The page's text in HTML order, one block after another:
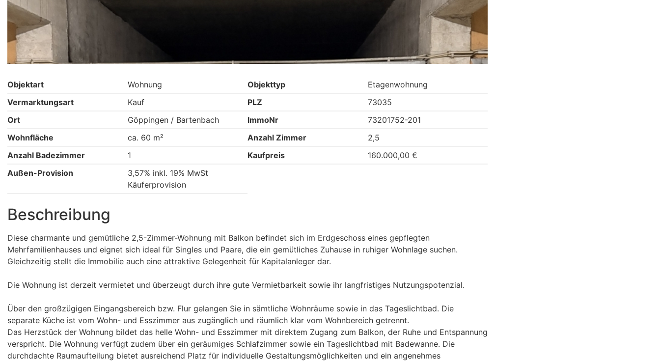
Objektart Wohnung Objekttyp
Etagenwohnung
Vermarktungsart
Kauf PLZ
73035
Ort
Göppingen / Bartenbach ImmoNr
73201752-201
Wohnfläche
ca. 60 m² Anzahl Zimmer
2,5
Anzahl Badezimmer
1 Kaufpreis
160.000,00 €
Außen-Provision
3,57% inkl. 19% MwSt
Käuferprovision
Beschreibung
Diese charmante und gemütliche 2,5-Zimmer-Wohnung mit Balkon befindet sich im Erdgeschoss eines gepflegten
Mehrfamilienhauses und eignet sich ideal für Singles und Paare, die ein gemütliches Zuhause in ruhiger Wohnlage suchen.
Gleichzeitig stellt die Immobilie auch eine attraktive Gelegenheit für Kapitalanleger dar.
Die Wohnung ist derzeit vermietet und überzeugt durch ihre gute Vermietbarkeit sowie ihr langfristiges Nutzungspotenzial.
Über den großzügigen Eingangsbereich bzw. Flur gelangen Sie in sämtliche Wohnräume sowie in das Tageslichtbad. Die
separate Küche ist vom Wohn- und Esszimmer aus zugänglich und räumlich klar vom Wohnbereich getrennt.
Das Herzstück der Wohnung bildet das helle Wohn- und Esszimmer mit direktem Zugang zum Balkon, der Ruhe und Entspannung
verspricht. Die Wohnung verfügt zudem über ein geräumiges Schlafzimmer sowie ein Tageslichtbad mit Badewanne. Die
durchdachte Raumaufteilung bietet ausreichend Platz für individuelle Gestaltungsmöglichkeiten und ein angenehmes